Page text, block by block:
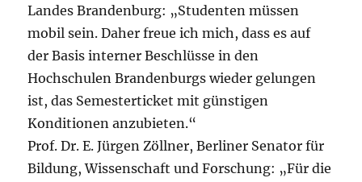
Landes Brandenburg: „Studenten müssen
mobil sein. Daher freue ich mich, dass es auf
der Basis interner Beschlüsse in den
Hochschulen Brandenburgs wieder gelungen
ist, das Semesterticket mit günstigen
Konditionen anzubieten.“
Prof. Dr. E. Jürgen Zöllner, Berliner Senator für
Bildung, Wissenschaft und Forschung: „Für die